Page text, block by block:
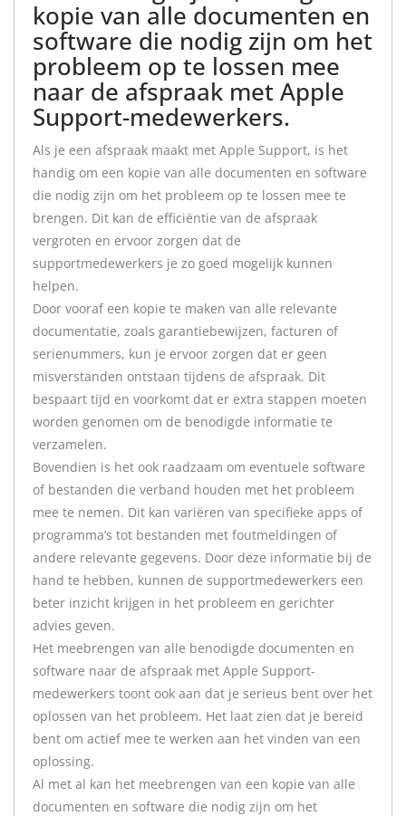
kopie van alle documenten en
software die nodig zijn om het
probleem op te lossen mee
naar de afspraak met Apple
Support-medewerkers.
Als je een afspraak maakt met Apple Support, is het
handig om een kopie van alle documenten en software
die nodig zijn om het probleem op te lossen mee te
brengen. Dit kan de efficiëntie van de afspraak
vergroten en ervoor zorgen dat de
supportmedewerkers je zo goed mogelijk kunnen
helpen.
Door vooraf een kopie te maken van alle relevante
documentatie, zoals garantiebewijzen, facturen of
serienummers, kun je ervoor zorgen dat er geen
misverstanden ontstaan tijdens de afspraak. Dit
bespaart tijd en voorkomt dat er extra stappen moeten
worden genomen om de benodigde informatie te
verzamelen.
Bovendien is het ook raadzaam om eventuele software
of bestanden die verband houden met het probleem
mee te nemen. Dit kan variëren van specifieke apps of
programma’s tot bestanden met foutmeldingen of
andere relevante gegevens. Door deze informatie bij de
hand te hebben, kunnen de supportmedewerkers een
beter inzicht krijgen in het probleem en gerichter
advies geven.
Het meebrengen van alle benodigde documenten en
software naar de afspraak met Apple Support-
medewerkers toont ook aan dat je serieus bent over het
oplossen van het probleem. Het laat zien dat je bereid
bent om actief mee te werken aan het vinden van een
oplossing.
Al met al kan het meebrengen van een kopie van alle
documenten en software die nodig zijn om het